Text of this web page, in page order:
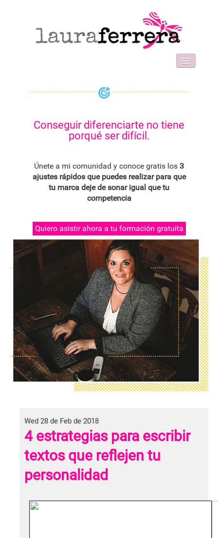
SOBRE MI
BLOG
Conseguir diferenciarte no tiene
porqué ser difícil.
Únete a mi comunidad y conoce gratis los 3
ajustes rápidos que puedes realizar para que
tu marca deje de sonar igual que tu
competencia
Quiero asistir ahora a tu formación gratuita
Wed 28 de Feb de 2018
4 estrategias para escribir
textos que reflejen tu
personalidad